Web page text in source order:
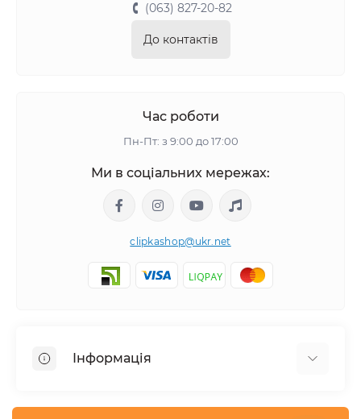
(063) 827-20-82
До контактів
Час роботи
Пн-Пт: з 9:00 до 17:00
Ми в соціальних мережах:
clipkashop@ukr.net
Інформація